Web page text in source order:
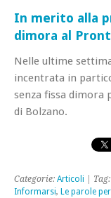
In merito alla
dimora al
Nelle ultime
incentrata in
senza fissa dimora
di Bolzano.
Categorie: Articoli | Tag:
Informarsi, Le parole